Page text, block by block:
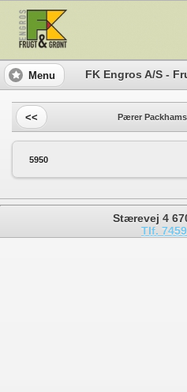
Menu FK Engros A/S -
<< Pærer
5950
Stærevej 4
Tlf.